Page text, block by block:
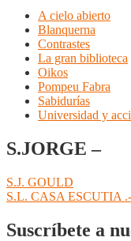
A cielo abierto
Blanquerna
Contrastes
La gran biblioteca
Oikos
Pompeu Fabra
Sabidurías
Universidad y
S.JORGE –
Navegación
de
entradas
Anterior:
S.J. GOULD
Siguiente:
S.L. CASA ESCUTIA
Suscríbete a